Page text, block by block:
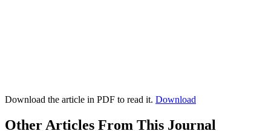
Download the article in PDF to read it. Download
Other Articles From This Journal